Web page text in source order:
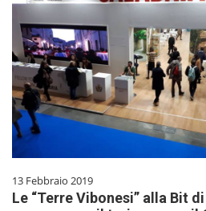
13 Febbraio 2019
Le “Terre Vibonesi” alla Bit